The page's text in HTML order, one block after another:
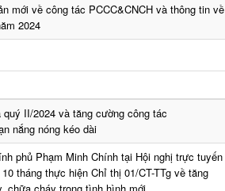
mới về công tác PCCC&CNCH và thông tin về
2024
II/2024 và tăng cường công tác
nắng nóng kéo dài
phủ Phạm Minh Chính tại Hội nghị trực tuyến
tháng thực hiện Chỉ thị 01/CT-TTg về tăng